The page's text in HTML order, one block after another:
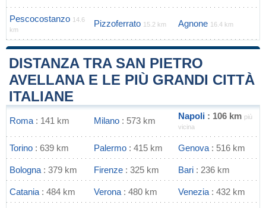
Pescocostanzo 14.6
km
Pizzoferrato 15.2 km Agnone 16.4 km
DISTANZA TRA SAN PIETRO
AVELLANA E LE PIÙ GRANDI CITTÀ
ITALIANE
Roma : 141 km Milano : 573 km Napoli : 106 km più
vicina
Torino : 639 km Palermo : 415 km Genova : 516 km
Bologna : 379 km Firenze : 325 km Bari : 236 km
Catania : 484 km Verona : 480 km Venezia : 432 km